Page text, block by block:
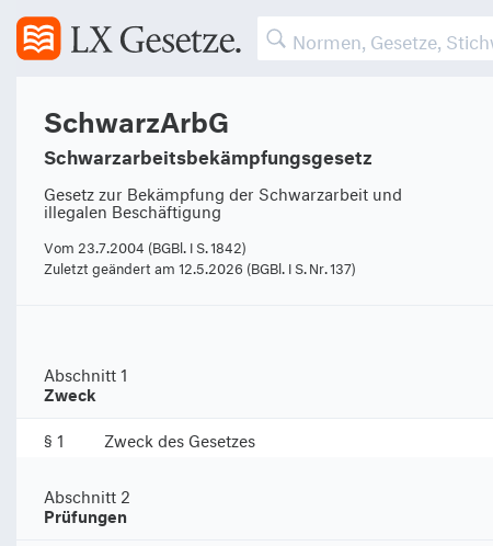
SchwarzArbG
Schwarzarbeitsbekämpfungsgesetz
Gesetz zur Bekämpfung der Schwarzarbeit und
illegalen Beschäftigung
Vom 23.7.2004 (BGBl. I S. 1842)
Zuletzt geändert am 12.5.2026 (BGBl. I S. Nr. 137)
Abschnitt 1
Zweck
§ 1 Zweck des Gesetzes
Abschnitt 2
Prüfungen